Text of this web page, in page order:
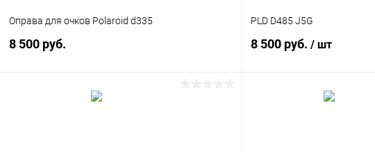
Оправа для очков Polaroid d335
8 500 руб.
PLD D485 J5G
8 500 руб. / шт